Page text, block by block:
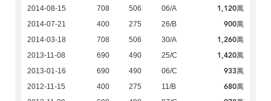
2014-08-15 708 506 06/A 1,120萬
2014-07-21 400 275 26/B 900萬
2014-03-18 708 506 30/A 1,260萬
2013-11-08 690 490 25/C 1,420萬
2013-01-16 690 490 06/C 933萬
2012-11-15 400 275 11/B 680萬